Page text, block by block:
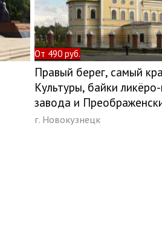
От 490 руб.
Правый берег, самый
Культуры, байки
завода и
г. Новокузнецк